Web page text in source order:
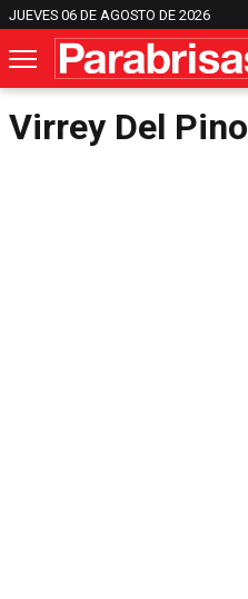
JUEVES 06 DE AGOSTO DE 2026
Virrey Del Pino